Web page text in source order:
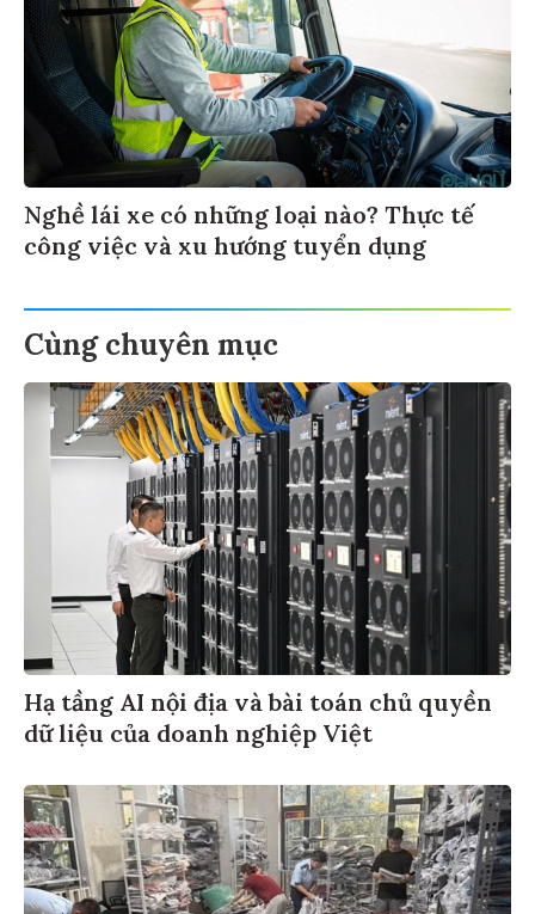
Nghề lái xe có những loại nào? Thực tế
công việc và xu hướng tuyển dụng
Cùng chuyên mục
Hạ tầng AI nội địa và bài toán chủ quyền
dữ liệu của doanh nghiệp Việt